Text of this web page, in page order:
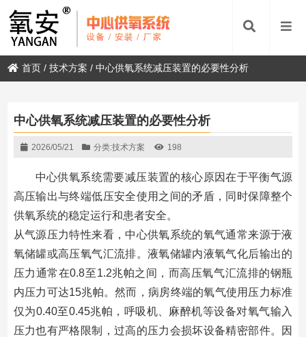
首页 /技术方案 /中心供氧系统减压装置的必要性分析
中心供氧系统减压装置的必要性分析
2026/05/21 分类:技术方案 198
中心供氧系统需要减压装置的核心原因在于平衡气源
高压输出与终端低压安全使用之间的矛盾，同时保障整个
供氧系统的稳定运行和患者安全。
从气源压力特性来看，中心供氧系统的氧气通常来源于液
氧储罐或高压氧气汇流排。液氧储罐内液氧气化后输出的
压力通常在0.8至1.2兆帕之间，而高压氧气汇流排的钢瓶
内压力可达15兆帕。然而，病房终端的氧气使用压力标准
仅为0.40至0.45兆帕，呼吸机、麻醉机等设备对氧气输入
压力也有严格限制，过高的压力会损坏设备精密部件。因